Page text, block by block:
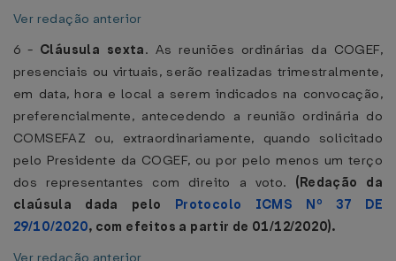
Ver redação anterior
6 - Cláusula sexta. As reuniões ordinárias da COGEF,
presenciais ou virtuais, serão realizadas trimestralmente,
em data, hora e local a serem indicados na convocação,
preferencialmente, antecedendo a reunião ordinária do
COMSEFAZ ou, extraordinariamente, quando solicitado
pelo Presidente da COGEF, ou por pelo menos um terço
dos representantes com direito a voto. (Redação da
claúsula dada pelo Protocolo ICMS Nº 37 DE
29/10/2020, com efeitos a partir de 01/12/2020).
Ver redação anterior